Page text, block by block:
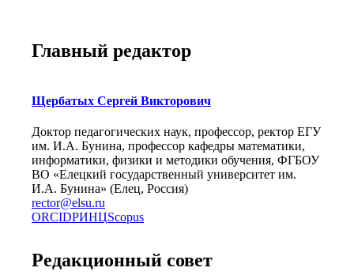
Главный редактор
Щербатых Сергей Викторович
Доктор педагогических наук, профессор, ректор ЕГУ
им. И.А. Бунина, профессор кафедры математики,
информатики, физики и методики обучения, ФГБОУ
ВО «Елецкий государственный университет им.
И.А. Бунина» (Елец, Россия)
rector@elsu.ru
ORCIDРИНЦScopus
Редакционный совет